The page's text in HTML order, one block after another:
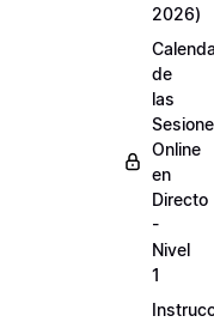
2026)
de
las
Online
en
Directo
-
Nivel
1